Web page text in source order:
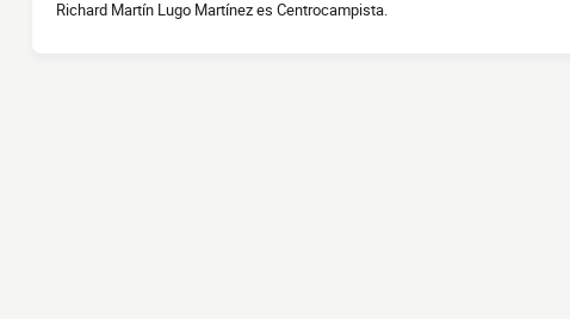
Richard Martín Lugo Martínez es Centrocampista.